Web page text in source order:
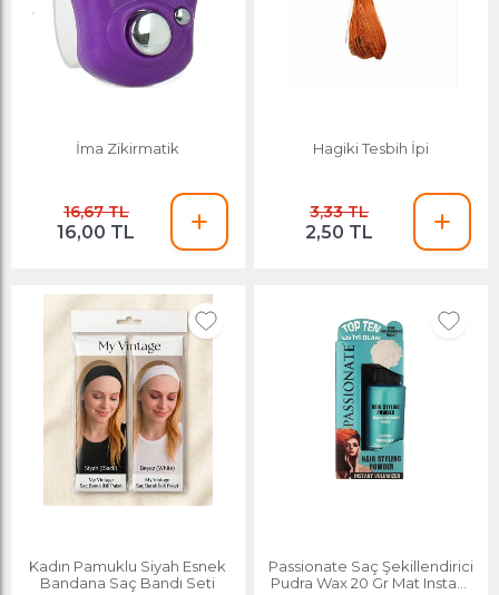
İma Zikirmatik
16,67 TL
16,00 TL
Hagiki Tesbih İpi
3,33 TL
2,50 TL
Kadın Pamuklu Siyah Esnek
Bandana Saç Bandı Seti
Passionate Saç Şekillendirici
Pudra Wax 20 Gr Mat Instant